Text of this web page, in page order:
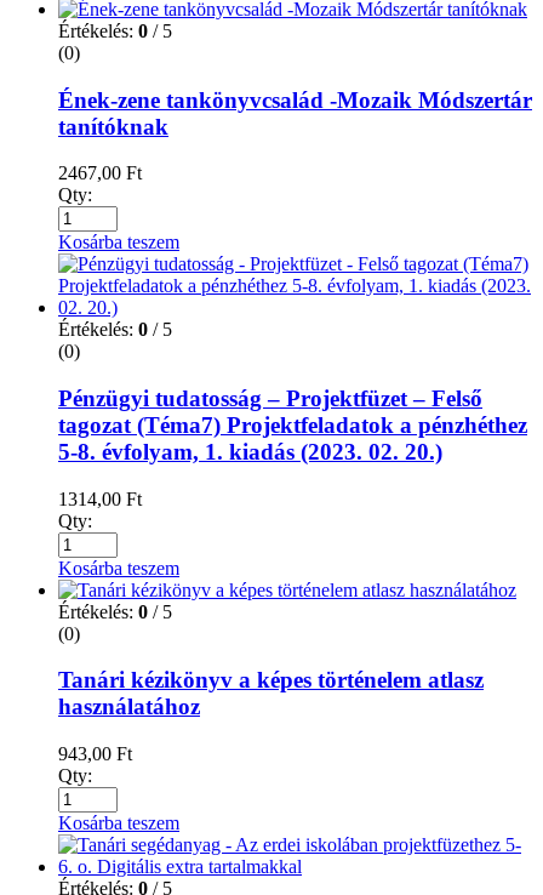
Értékelés: 0 / 5
(0)
Ének-zene tankönyvcsalád -Mozaik Módszertár
tanítóknak
2467,00 Ft
Qty:
Kosárba teszem
Értékelés: 0 / 5
(0)
Pénzügyi tudatosság – Projektfüzet – Felső
tagozat (Téma7) Projektfeladatok a pénzhéthez
5-8. évfolyam, 1. kiadás (2023. 02. 20.)
1314,00 Ft
Qty:
Kosárba teszem
Értékelés: 0 / 5
(0)
Tanári kézikönyv a képes történelem atlasz
használatához
943,00 Ft
Qty:
Kosárba teszem
Értékelés: 0 / 5